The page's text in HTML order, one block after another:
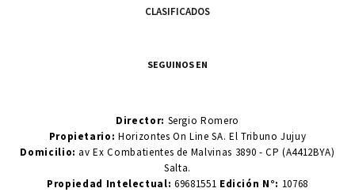
CLASIFICADOS
SEGUINOS EN
Director: Sergio Romero
Propietario:Horizontes On Line SA. El Tribuno Jujuy
Domicilio: av Ex Combatientes de Malvinas 3890 - CP (A4412BYA)
Salta.
Propiedad Intelectual: 69681551 Edición N°: 10768